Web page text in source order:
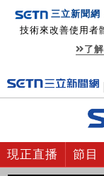
三立新聞網
技術來改善使用者
了
現正直播 節目